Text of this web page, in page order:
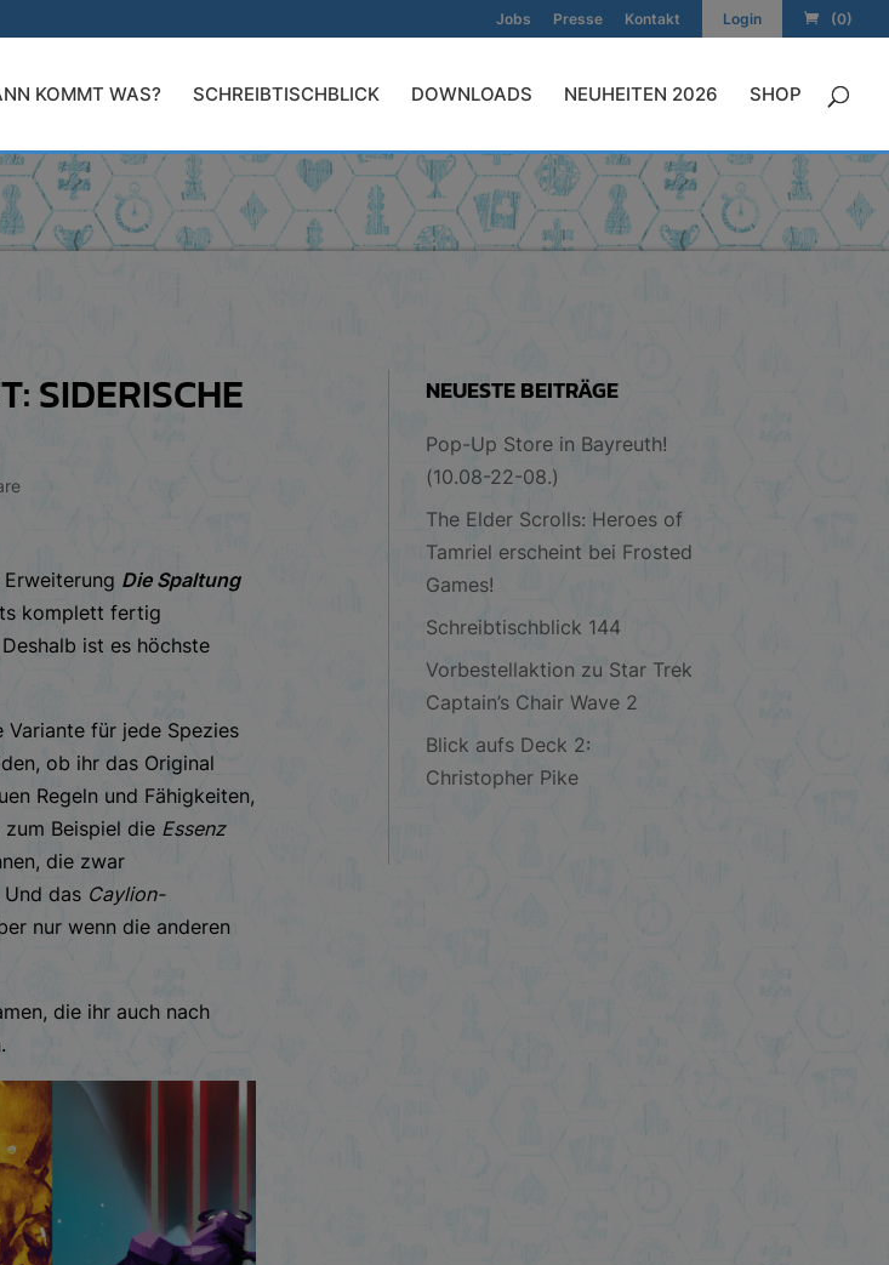
Jobs Presse Kontakt Login (0)
KOMMT WAS? SCHREIBTISCHBLICK DOWNLOADS NEUHEITEN 2026 SHOP
SIDERISCHE
Die Spaltung
komplett fertig
ist es höchste
Variante für jede Spezies
ob ihr das Original
Regeln und Fähigkeiten,
Beispiel die Essenz
die zwar
das Caylion-
nur wenn die anderen
die ihr auch nach
NEUESTE BEITRÄGE
Pop-Up Store in Bayreuth!
(10.08-22-08.)
The Elder Scrolls: Heroes of
Tamriel erscheint bei Frosted
Games!
Schreibtischblick 144
Vorbestellaktion zu Star Trek
Captain’s Chair Wave 2
Blick aufs Deck 2:
Christopher Pike